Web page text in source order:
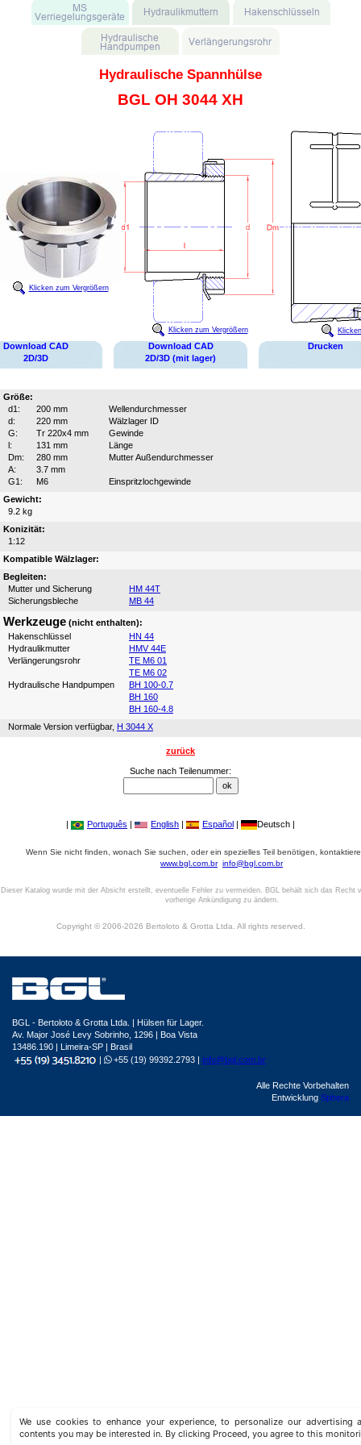
Hydraulische Spannhülse
BGL OH 3044 XH
Klicken zum Vergrößern
Klicken zum Vergrößern
Download CAD
2D/3D
Download CAD
2D/3D (mit lager)
Drucken
Größe:
d1:
200 mm
Wellendurchmesser
d:
220 mm
Wälzlager ID
G:
Tr 220x4 mm
Gewinde
l:
131 mm
Länge
Dm:
280 mm
Mutter Außendurchmesser
A:
3.7 mm
G1:
M6
Einspritzlochgewinde
Gewicht:
9.2 kg
Konizität:
1:12
Kompatible Wälzlager:
Begleiten:
Mutter und Sicherung
HM 44T
Sicherungsbleche
MB 44
Werkzeuge (nicht enthalten):
Hakenschlüssel
HN 44
Hydraulikmutter
HMV 44E
Verlängerungsrohr
TE M6 01
TE M6 02
Hydraulische Handpumpen
BH 100-0.7
BH 160
BH 160-4.8
Normale Version verfügbar, H 3044 X
zurück
Suche nach Teilenummer:
| Português | English | Español | Deutsch |
Wenn Sie nicht finden, wonach Sie suchen, oder ein spezielles Teil benötigen,
www.bgl.com.br info@bgl.com.br
Dieser Katalog wurde mit der Absicht erstellt, eventuelle Fehler zu vermeiden. BGL behält sich das Recht
vorherige Ankündigung zu ändern.
Copyright © 2006-2026 Bertoloto & Grotta Ltda. All rights reserved.
We use cookies to enhance your experience, to personalize our advertising
contents you may be interested in. By clicking Proceed, you agree to this
BGL - Bertoloto & Grotta Ltda. | Hülsen für Lager.
Av. Major José Levy Sobrinho, 1296 | Boa Vista
13486.190 | Limeira-SP | Brasil
|
+55 (19) 99392.2793 | info@bgl.com.br
Alle Rechte Vorbehalten
Entwicklung Sphera